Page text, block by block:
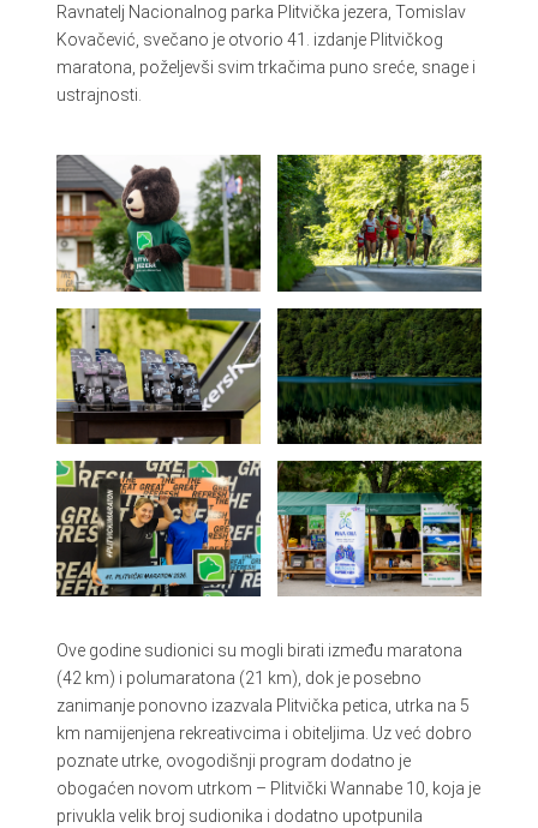
Ravnatelj Nacionalnog parka Plitvička jezera, Tomislav
Kovačević, svečano je otvorio 41. izdanje Plitvičkog
maratona, poželjevši svim trkačima puno sreće, snage i
ustrajnosti.
Ove godine sudionici su mogli birati između maratona
(42 km) i polumaratona (21 km), dok je posebno
zanimanje ponovno izazvala Plitvička petica, utrka na 5
km namijenjena rekreativcima i obiteljima. Uz već dobro
poznate utrke, ovogodišnji program dodatno je
obogaćen novom utrkom – Plitvički Wannabe 10, koja je
privukla velik broj sudionika i dodatno upotpunila